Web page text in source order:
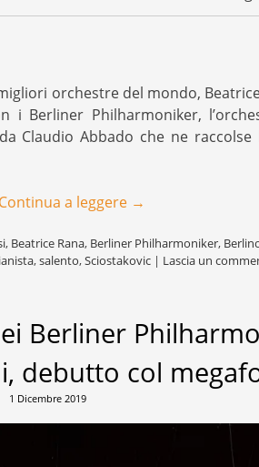
orchestre del mondo,
Berliner Philharmoniker,
Claudio Abbado che ne raccolse
Continua a leggere →
, Beatrice Rana, Berliner Philharmoniker,
,salento,Sciostakovic | Lascia un
Berliner
debutto col
1 Dicembre 2019